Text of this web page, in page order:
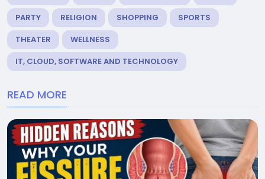
PARTY
RELIGION SHOPPING
SPORTS
THEATER
WELLNESS
IT, CLOUD, SOFTWARE AND TECHNOLOGY
READ MORE